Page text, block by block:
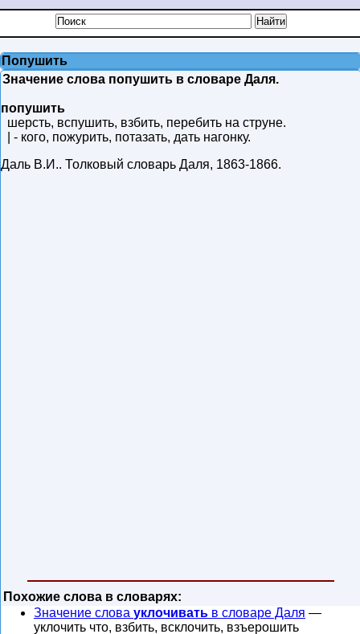
Попушить
Значение слова попушить в словаре Даля.
попушить
шерсть, вспушить, взбить, перебить на струне.
| - кого, пожурить, потазать, дать нагонку.
Даль В.И.. Толковый словарь Даля, 1863-1866.
Похожие слова в словарях:
Значение слова уклочивать в словаре Даля —
уклочить что, взбить, всклочить, взъерошить